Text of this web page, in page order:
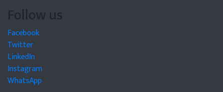
Follow us
Facebook
Twitter
LinkedIn
Instagram
WhatsApp